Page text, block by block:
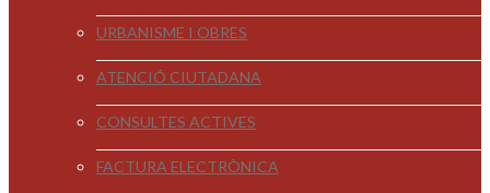
URBANISME I OBRES
ATENCIÓ CIUTADANA
CONSULTES ACTIVES
FACTURA ELECTRÒNICA